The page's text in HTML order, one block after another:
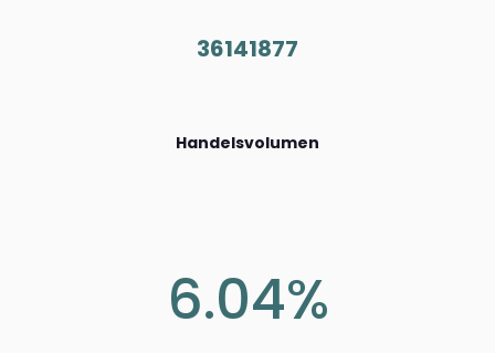
36141877
Handelsvolumen
6.04%